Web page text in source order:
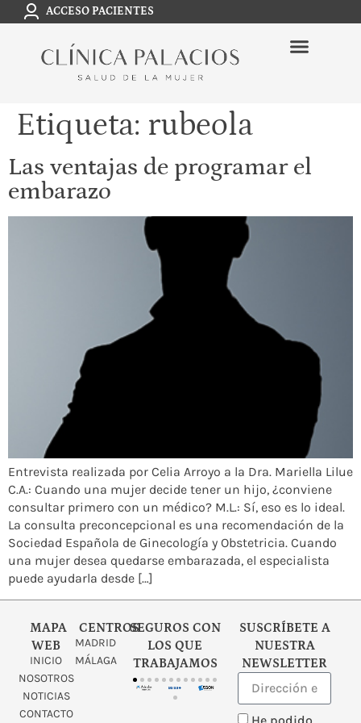
ACCESO PACIENTES
Etiqueta: rubeola
Las ventajas de programar el
embarazo
Entrevista realizada por Celia Arroyo a la Dra. Mariella Lilue
C.A.: Cuando una mujer decide tener un hijo, ¿conviene
consultar primero con un médico? M.L.: Sí, eso es lo ideal.
La consulta preconcepcional es una recomendación de la
Sociedad Española de Ginecología y Obstetricia. Cuando
una mujer desea quedarse embarazada, el especialista
puede ayudarla desde […]
MAPA
WEB
INICIO
NOSOTROS
NOTICIAS
CONTACTO
CENTROS
MADRID
MÁLAGA
SEGUROS CON
LOS QUE
TRABAJAMOS
SUSCRÍBETE A
NUESTRA
NEWSLETTER